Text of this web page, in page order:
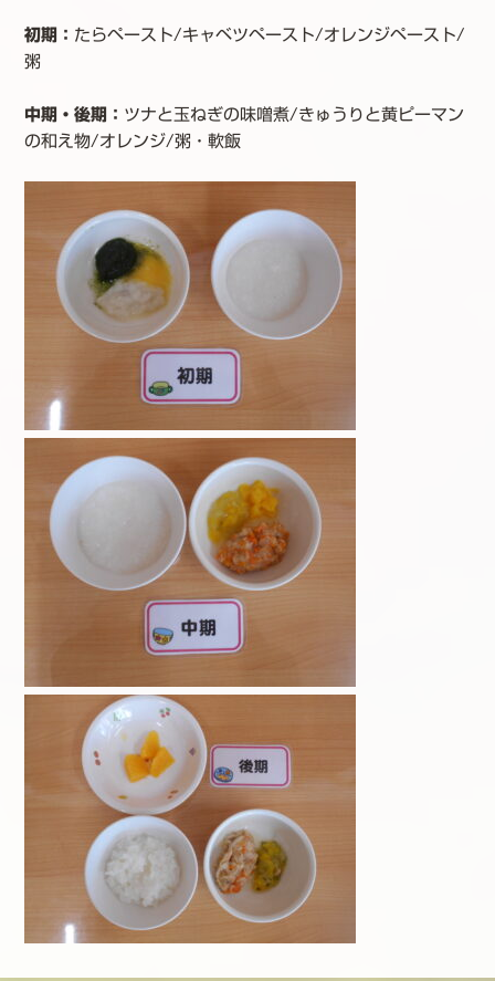
初期： たらペースト/キャベツペースト/オレンジペースト/
粥
中期・後期： ツナと玉ねぎの味噌煮/きゅうりと黄ピーマン
の和え物/オレンジ/粥・軟飯